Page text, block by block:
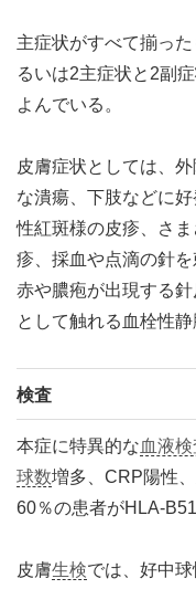
主症状がすべて揃っ
るいは2主症状と2副
よんでいる。
皮膚症状としては、
な潰瘍、下肢などに
性紅斑様の皮疹、さ
疹、採血や点滴の針
赤や膿疱が出現する
として触れる血栓性
検査
本症に特異的な血液検
球数増多、CRP陽性
60％の患者がHLA-
皮膚生検では、好中